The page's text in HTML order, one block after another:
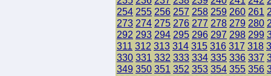
254 255 256 257 258 259 260 261
273 274 275 276 277 278 279 280
292 293 294 295 296 297 298 299
311 312 313 314 315 316 317 318
330 331 332 333 334 335 336 337
349 350 351 352 353 354 355 356